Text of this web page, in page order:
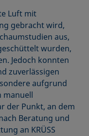
Luft mit
gebracht wird,
aus,
wurden,
Jedoch konnten
zuverlässigen
aufgrund
manuell
der Punkt, an dem
Beratung und
an KRÜSS